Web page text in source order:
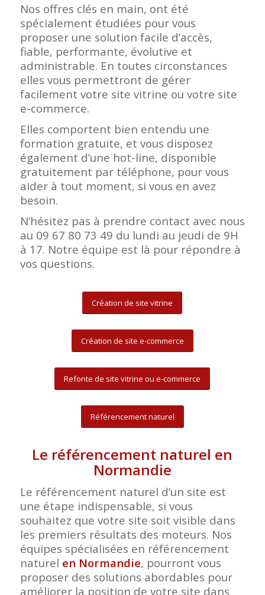
Nos offres clés en main, ont été
spécialement étudiées pour vous
proposer une solution facile d’accès,
fiable, performante, évolutive et
administrable. En toutes circonstances
elles vous permettront de gérer
facilement votre site vitrine ou votre site
e-commerce.
Elles comportent bien entendu une
formation gratuite, et vous disposez
également d’une hot-line, disponible
gratuitement par téléphone, pour vous
aider à tout moment, si vous en avez
besoin.
N’hésitez pas à prendre contact avec nous
au 09 67 80 73 49 du lundi au jeudi de 9H
à 17. Notre équipe est là pour répondre à
vos questions.
Création de site vitrine
Création de site e-commerce
Refonte de site vitrine ou e-commerce
Référencement naturel
Le référencement naturel en
Normandie
Le référencement naturel d’un site est
une étape indispensable, si vous
souhaitez que votre site soit visible dans
les premiers résultats des moteurs. Nos
équipes spécialisées en référencement
naturel en Normandie, pourront vous
proposer des solutions abordables pour
améliorer la position de votre site dans